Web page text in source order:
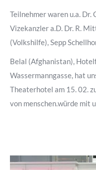
Teilnehmer waren u.a.
Vizekanzler a.D. Dr. R.
(Volkshilfe), Sepp
Belal (Afghanistan),
Wassermanngasse, hat
Theaterhotel am 15. 02.
von menschen.würde mit